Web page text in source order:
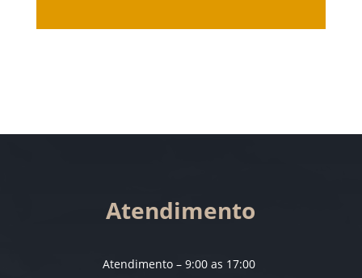
Atendimento
Atendimento – 9:00 as 17:00